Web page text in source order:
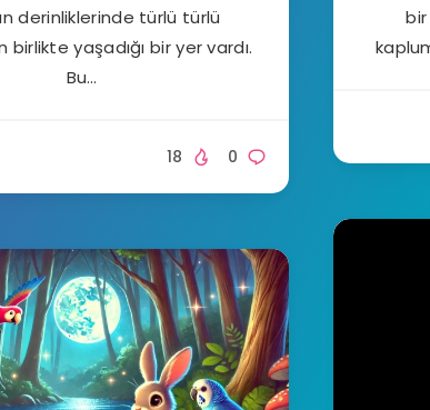
derinliklerinde türlü türlü
birlikte yaşadığı bir yer vardı.
Bu…
0
18